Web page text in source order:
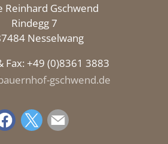
Reinhard Gschwend
Rindegg 7
Nesselwang
Fax: +49 (0)8361 3883
rnh f-gschw nd d